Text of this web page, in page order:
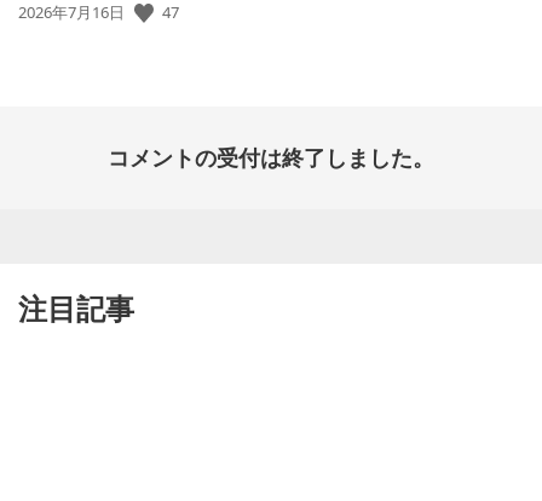
公
2026年7月16日 47
コメントの受付は終了しました。
注目記事